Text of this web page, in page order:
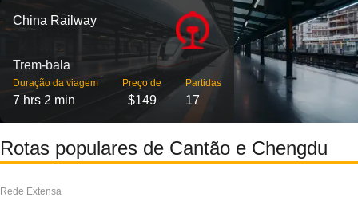
China Railway
Trem-bala
Duração da viagem
7 hrs 2 min
Preço de
$149
Partidas
17
Rotas populares de Cantão e Chengdu
Rede Extensa